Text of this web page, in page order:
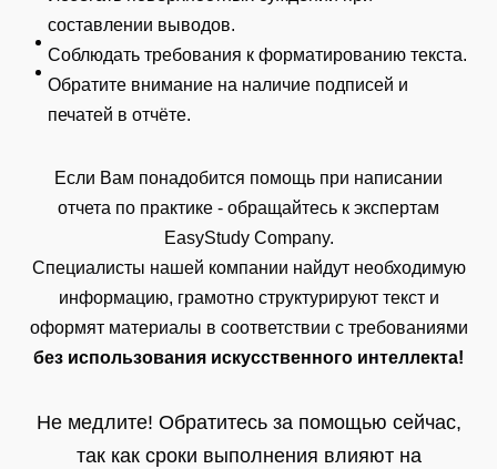
составлении выводов.
Соблюдать требования к форматированию текста.
Обратите внимание на наличие подписей и
печатей в отчёте.
Если Вам понадобится помощь при написании
отчета по практике - обращайтесь к экспертам
EasyStudy Company.
Специалисты нашей компании найдут необходимую
информацию, грамотно структурируют текст и
оформят материалы в соответствии с требованиями
без использования искусственного интеллекта!
Не медлите! Обратитесь за помощью сейчас,
так как сроки выполнения влияют на